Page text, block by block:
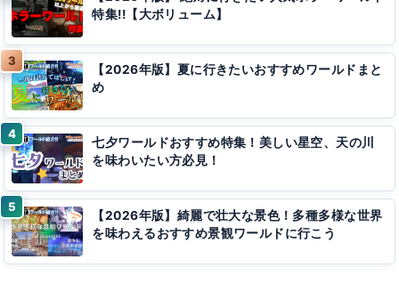
特集!!【大ボリューム】
【2026年版】夏に行きたいおすすめワールドまと
め
七夕ワールドおすすめ特集！美しい星空、天の川
を味わいたい方必見！
【2026年版】綺麗で壮大な景色！多種多様な世界
を味わえるおすすめ景観ワールドに行こう